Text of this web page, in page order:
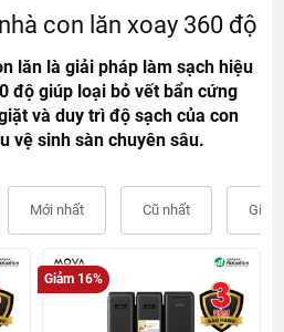
con lăn xoay 360 độ
lăn là giải pháp làm sạch hiệu
độ giúp loại bỏ vết bẩn cứng
và duy trì độ sạch của con
vệ sinh sàn chuyên sâu.
Mới nhất Cũ nhất Giá
Giảm 16%